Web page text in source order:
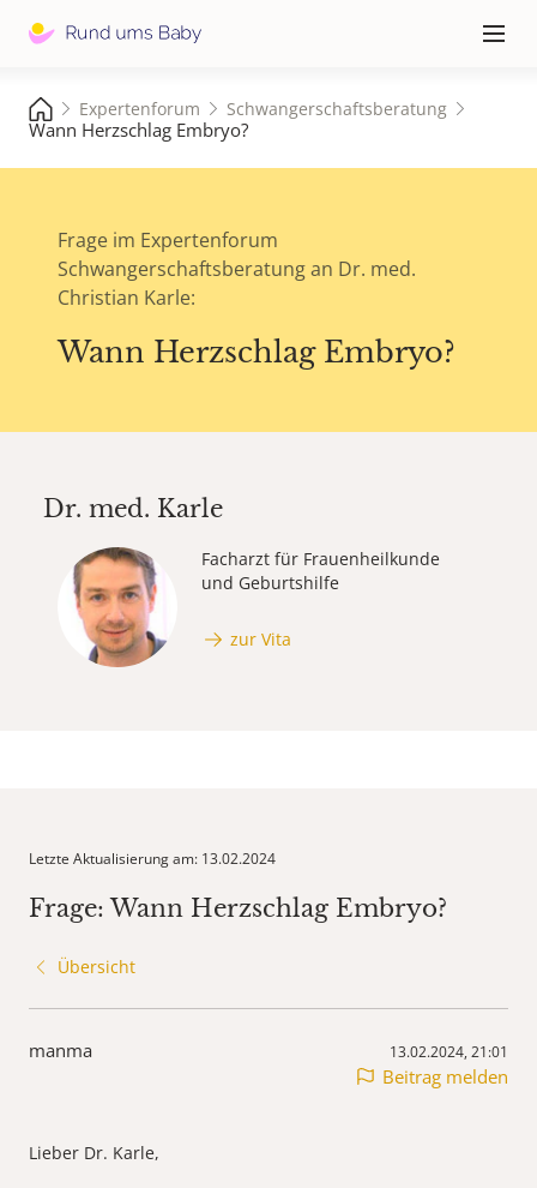
≡
Expertenforum Schwangerschaftsberatung
Wann Herzschlag Embryo?
Frage im Expertenforum
Schwangerschaftsberatung an Dr. med.
Christian Karle:
Wann Herzschlag Embryo?
Dr. med. Karle
Facharzt für Frauenheilkunde
und Geburtshilfe
zur Vita
Letzte Aktualisierung am: 13.02.2024
Frage: Wann Herzschlag Embryo?
Übersicht
manma 13.02.2024, 21:01
Beitrag melden
Lieber Dr. Karle,